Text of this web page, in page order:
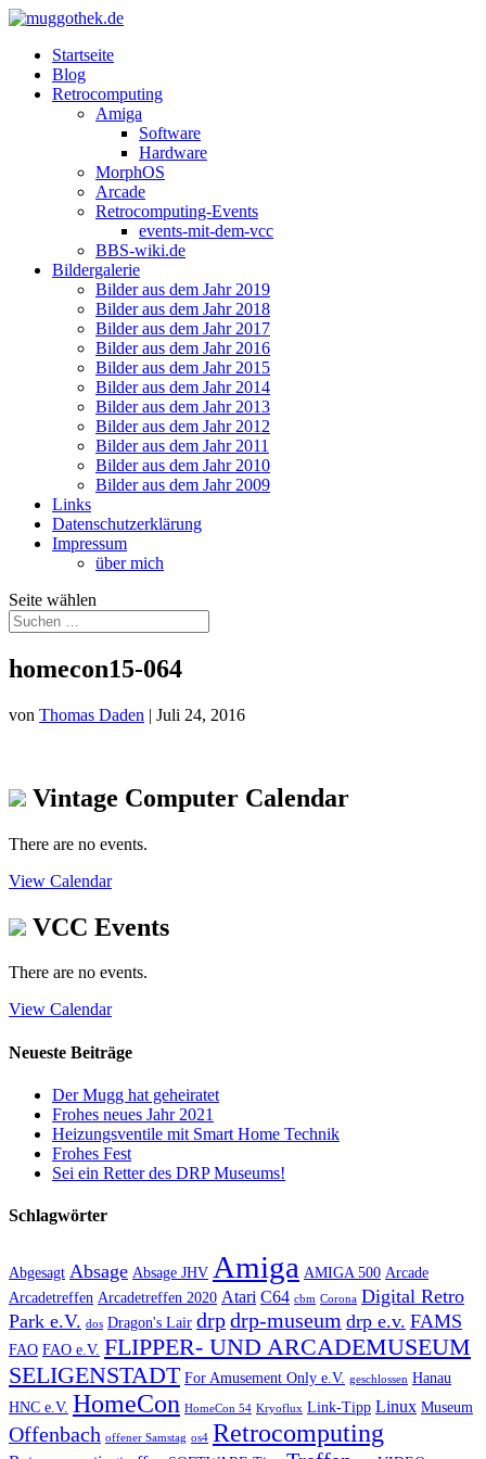
Startseite
Blog
Retrocomputing
Amiga
Software
Hardware
MorphOS
Arcade
Retrocomputing-Events
events-mit-dem-vcc
BBS-wiki.de
Bildergalerie
Bilder aus dem Jahr 2019
Bilder aus dem Jahr 2018
Bilder aus dem Jahr 2017
Bilder aus dem Jahr 2016
Bilder aus dem Jahr 2015
Bilder aus dem Jahr 2014
Bilder aus dem Jahr 2013
Bilder aus dem Jahr 2012
Bilder aus dem Jahr 2011
Bilder aus dem Jahr 2010
Bilder aus dem Jahr 2009
Links
Datenschutzerklärung
Impressum
über mich
Seite wählen
homecon15-064
von Thomas Daden | Juli 24, 2016
Vintage Computer Calendar
There are no events.
View Calendar
VCC Events
There are no events.
View Calendar
Neueste Beiträge
Der Mugg hat geheiratet
Frohes neues Jahr 2021
Heizungsventile mit Smart Home Technik
Frohes Fest
Sei ein Retter des DRP Museums!
Schlagwörter
Abgesagt Absage Absage JHV Amiga AMIGA 500 Arcade
Arcadetreffen Arcadetreffen 2020 Atari C64 cbm Corona Digital Retro
Park e.V. dos Dragon's Lair drpdrp-museum drp e.v. FAMS
FAO FAO e.V. FLIPPER- UND ARCADEMUSEUM
SELIGENSTADT For Amusement Only e.V. geschlossen Hanau
HNC e.V. HomeCon HomeCon 54 Kryoflux Link-Tipp Linux Museum
Offenbach offener Samstag os4 Retrocomputing